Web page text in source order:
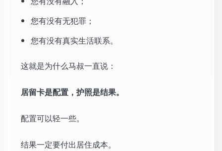
您有没有无犯罪；
您有没有真实生活联系。
这就是为什么马叔一直说：
居留卡是配置，护照是结果。
配置可以轻一些。
结果一定要付出居住成本。